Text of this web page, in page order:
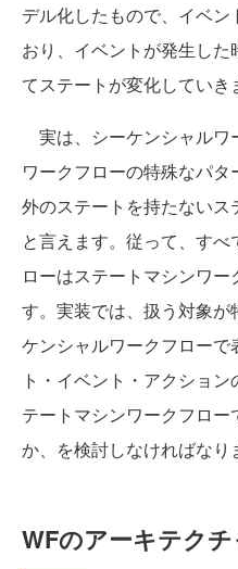
デル化したもので、イベ
おり、イベントが発生し
てステートが変化していき
実は、シーケンシャルワ
ワークフローの特殊なパ
外のステートを持たないス
と言えます。従って、す
ローはステートマシンワ
す。実装では、扱う対象
ケンシャルワークフロー
ト・イベント・アクショ
テートマシンワークフロ
か、を検討しなければなり
WFのアーキテク